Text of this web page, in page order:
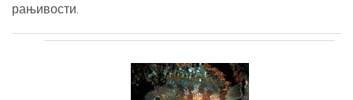
рањивости.